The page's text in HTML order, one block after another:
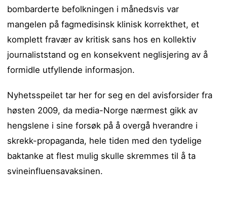
bombarderte befolkningen i månedsvis var
mangelen på fagmedisinsk klinisk korrekthet, et
komplett fravær av kritisk sans hos en kollektiv
journaliststand og en konsekvent neglisjering av å
formidle utfyllende informasjon.
Nyhetsspeilet tar her for seg en del avisforsider fra
høsten 2009, da media-Norge nærmest gikk av
hengslene i sine forsøk på å overgå hverandre i
skrekk-propaganda, hele tiden med den tydelige
baktanke at flest mulig skulle skremmes til å ta
svineinfluensavaksinen.